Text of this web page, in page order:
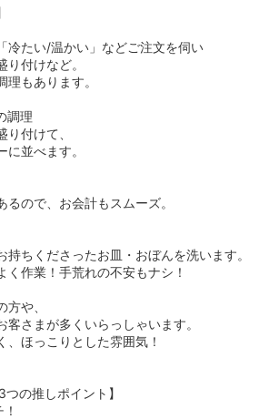
冷たい/温かい」などご注文を伺い
り付けなど。
もあります。
調理
付けて、
並べます。
るので、お会計もスムーズ。
持ちくださったお皿・おぼんを洗います。
く作業！手荒れの不安もナシ！
や、
客さまが多くいらっしゃいます。
、ほっこりとした雰囲気！
の推しポイント】